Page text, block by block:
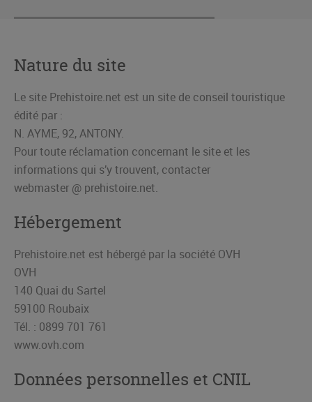
Nature du site
Le site Prehistoire.net est un site de conseil touristique
édité par :
N. AYME, 92, ANTONY.
Pour toute réclamation concernant le site et les
informations qui s’y trouvent, contacter
webmaster @ prehistoire.net.
Hébergement
Prehistoire.net est hébergé par la société OVH
OVH
140 Quai du Sartel
59100 Roubaix
Tél. : 0899 701 761
www.ovh.com
Données personnelles et CNIL